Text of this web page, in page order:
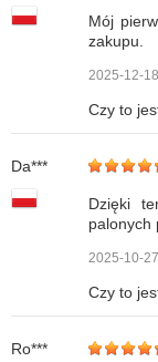
Mój
zakupu.
2025-12-18
Czy to
Da***
Dzięki
palonych
2025-10-27
Czy to
Ro***